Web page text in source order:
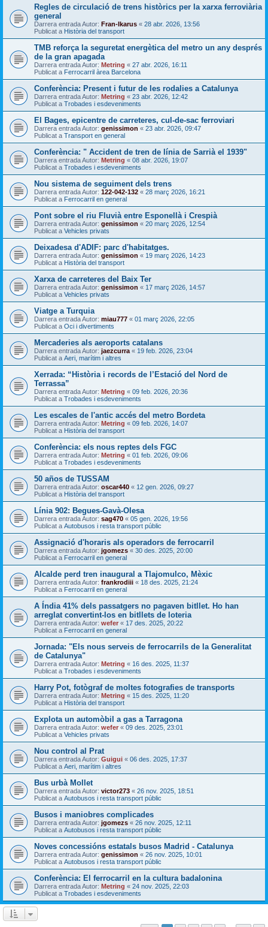
Regles de circulació de trens històrics per la xarxa ferroviària
general
Darrera entrada Autor: Fran-Ikarus « 28 abr. 2026, 13:56
Publicat a Història del transport
TMB reforça la seguretat energètica del metro un any després
de la gran apagada
Darrera entrada Autor: Metring « 27 abr. 2026, 16:11
Publicat a Ferrocarril àrea Barcelona
Conferència: Present i futur de les rodalies a Catalunya
Darrera entrada Autor: Metring « 23 abr. 2026, 12:42
Publicat a Trobades i esdeveniments
El Bages, epicentre de carreteres, cul-de-sac ferroviari
Darrera entrada Autor: genissimon « 23 abr. 2026, 09:47
Publicat a Transport en general
Conferència: " Accident de tren de línia de Sarrià el 1939"
Darrera entrada Autor: Metring « 08 abr. 2026, 19:07
Publicat a Trobades i esdeveniments
Nou sistema de seguiment dels trens
Darrera entrada Autor: 122-042-132 « 28 març 2026, 16:21
Publicat a Ferrocarril en general
Pont sobre el riu Fluvià entre Esponellà i Crespià
Darrera entrada Autor: genissimon « 20 març 2026, 12:54
Publicat a Vehicles privats
Deixadesa d'ADIF: parc d'habitatges.
Darrera entrada Autor: genissimon « 19 març 2026, 14:23
Publicat a Història del transport
Xarxa de carreteres del Baix Ter
Darrera entrada Autor: genissimon « 17 març 2026, 14:57
Publicat a Vehicles privats
Viatge a Turquia
Darrera entrada Autor: miau777 « 01 març 2026, 22:05
Publicat a Oci i divertiments
Mercaderies als aeroports catalans
Darrera entrada Autor: jaezcurra « 19 feb. 2026, 23:04
Publicat a Aeri, marítim i altres
Xerrada: “Història i records de l’Estació del Nord de
Terrassa”
Darrera entrada Autor: Metring « 09 feb. 2026, 20:36
Publicat a Trobades i esdeveniments
Les escales de l'antic accés del metro Bordeta
Darrera entrada Autor: Metring « 09 feb. 2026, 14:07
Publicat a Història del transport
Conferència: els nous reptes dels FGC
Darrera entrada Autor: Metring « 01 feb. 2026, 09:06
Publicat a Trobades i esdeveniments
50 años de TUSSAM
Darrera entrada Autor: oscar440 « 12 gen. 2026, 09:27
Publicat a Història del transport
Línia 902: Begues-Gavà-Olesa
Darrera entrada Autor: sag470 « 05 gen. 2026, 19:56
Publicat a Autobusos i resta transport públic
Assignació d'horaris als operadors de ferrocarril
Darrera entrada Autor: jgomezs « 30 des. 2025, 20:00
Publicat a Ferrocarril en general
Alcalde perd tren inaugural a Tlajomulco, Mèxic
Darrera entrada Autor: frankrodiii « 18 des. 2025, 21:24
Publicat a Ferrocarril en general
A Índia 41% dels passatgers no pagaven bitllet. Ho han
arreglat convertint-los en bitllets de loteria
Darrera entrada Autor: wefer « 17 des. 2025, 20:22
Publicat a Ferrocarril en general
Jornada: "Els nous serveis de ferrocarrils de la Generalitat
de Catalunya"
Darrera entrada Autor: Metring « 16 des. 2025, 11:37
Publicat a Trobades i esdeveniments
Harry Pot, fotògraf de moltes fotografies de transports
Darrera entrada Autor: Metring « 15 des. 2025, 11:20
Publicat a Història del transport
Explota un automòbil a gas a Tarragona
Darrera entrada Autor: wefer « 09 des. 2025, 23:01
Publicat a Vehicles privats
Nou control al Prat
Darrera entrada Autor: Guigui « 06 des. 2025, 17:37
Publicat a Aeri, marítim i altres
Bus urbà Mollet
Darrera entrada Autor: victor273 « 26 nov. 2025, 18:51
Publicat a Autobusos i resta transport públic
Busos i maniobres complicades
Darrera entrada Autor: jgomezs « 26 nov. 2025, 12:11
Publicat a Autobusos i resta transport públic
Noves concessións estatals busos Madrid - Catalunya
Darrera entrada Autor: genissimon « 26 nov. 2025, 10:01
Publicat a Autobusos i resta transport públic
Conferència: El ferrocarril en la cultura badalonina
Darrera entrada Autor: Metring « 24 nov. 2025, 22:03
Publicat a Trobades i esdeveniments